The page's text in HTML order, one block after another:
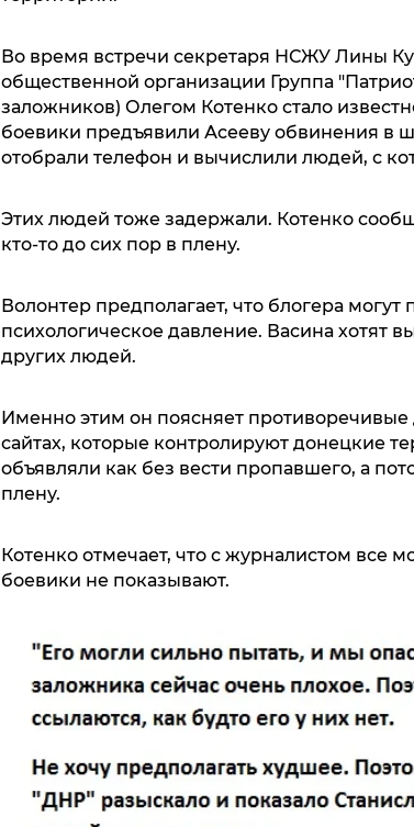
Во время встречи секретаря НСЖУ Лины
общественной организации Группа
заложников) Олегом Котенко стало
боевики предъявили Асееву обвинения в
отобрали телефон и вычислили людей, с
Этих людей тоже задержали. Котенко
кто-то до сих пор в плену.
Волонтер предполагает, что блогера могут
психологическое давление. Васина хотят
других людей.
Именно этим он поясняет
сайтах, которые контролируют донецкие
объявляли как без вести пропавшего, а
плену.
Котенко отмечает, что с журналистом все
боевики не показывают.